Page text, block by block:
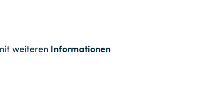
weiteren Informationen